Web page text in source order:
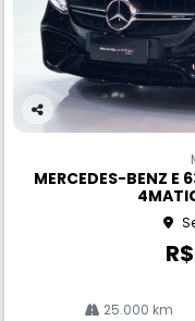
Co
rtil
MERCEDES-BENZ E
25.000 km